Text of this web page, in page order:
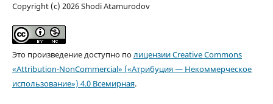
Copyright (c) 2026 Shodi Atamurodov
Это произведение доступно полицензии Creative Commons
«Attribution-NonCommercial» («Атрибуция — Некоммерческое
использование») 4.0 Всемирная.